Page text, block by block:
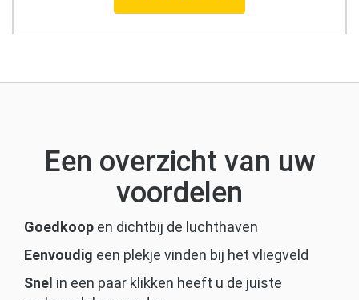
Een overzicht van uw
voordelen
Goedkoop en dichtbij de luchthaven
Eenvoudig een plekje vinden bij het vliegveld
Snel in een paar klikken heeft u de juiste